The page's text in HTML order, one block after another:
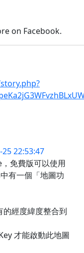
on Facebook.
22:53:47
免費版可以使用
有一個「地圖功
的經度緯度整合到
才能啟動此地圖